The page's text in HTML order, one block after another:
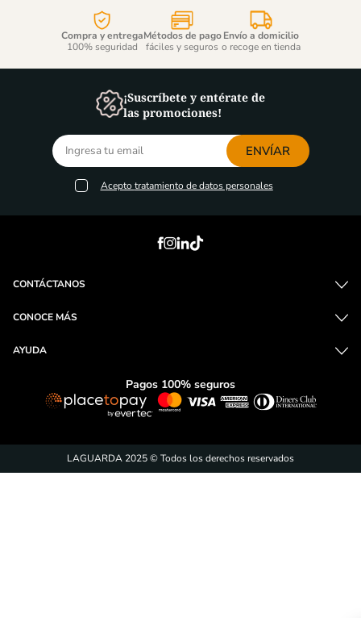
Compra y entrega
100% seguridad
Métodos de pago
fáciles y seguros
Envío a domicilio
o recoge en tienda
¡Suscríbete y entérate de
las promociones!
ENVÍAR
Acepto tratamiento de datos personales
CONTÁCTANOS
CONOCE MÁS
AYUDA
Pagos 100% seguros
LAGUARDA 2025 © Todos los derechos reservados